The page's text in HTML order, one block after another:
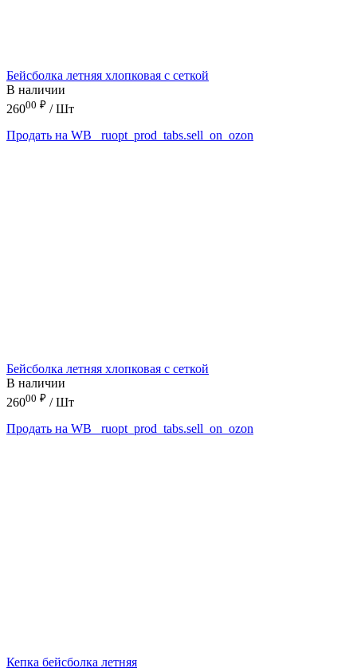
Бейсболка летняя хлопковая с сеткой
В наличии
26000 ₽ / Шт
Продать на WB
_ruopt_prod_tabs.sell_on_ozon
Бейсболка летняя хлопковая с сеткой
В наличии
26000 ₽ / Шт
Продать на WB
_ruopt_prod_tabs.sell_on_ozon
Кепка бейсболка летняя